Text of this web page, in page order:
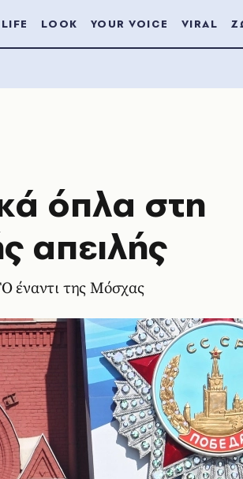
LIFE LOOK YOUR VOICE VIRAL
όπλα στη
απειλής
έναντι της Μόσχας